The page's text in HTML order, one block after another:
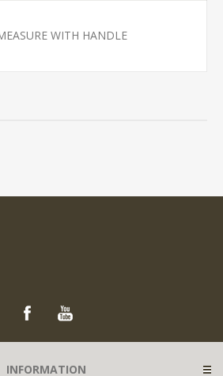
WITH HANDLE
INFORMATION